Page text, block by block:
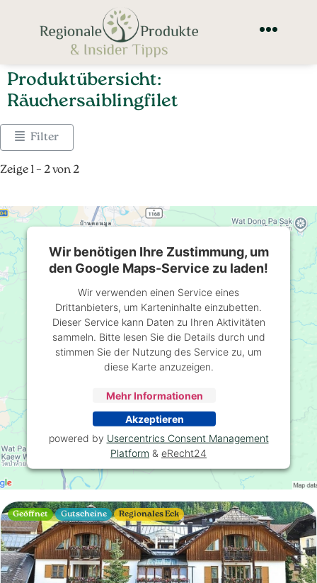
Produktübersicht:
Räuchersaiblingfilet
Filter
Zeige 1 – 2 von 2
Geöffnet Gutscheine Regionales Eck
Wir benötigen Ihre Zustimmung, um
den Google Maps-Service zu laden!
Wir verwenden einen Service eines
Drittanbieters, um Karteninhalte einzubetten.
Dieser Service kann Daten zu Ihren Aktivitäten
sammeln. Bitte lesen Sie die Details durch und
stimmen Sie der Nutzung des Service zu, um
diese Karte anzuzeigen.
Mehr Informationen
Akzeptieren
powered by Usercentrics Consent Management
Platform & eRecht24